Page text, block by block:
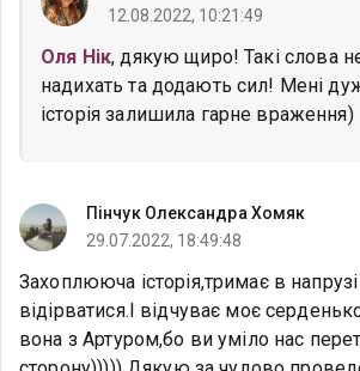
12.08.2022, 10:21:49
Оля Нік, дякую щиро! Такі слова
надихать та додають сил! Мені
історія залишила гарне враження)
Пінчук Олександра Хомяк
29.07.2022, 18:49:48
Захоплююча історія,тримає в
відірватися.І відчуває моє
вона з Артуром,бо ви уміло нас